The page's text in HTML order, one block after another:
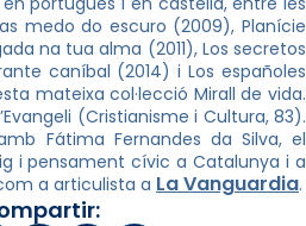
medo do escuro (2009), Planície
na tua alma (2011), Los secretos
caníbal (2014) i Los españoles
mateixa col·lecció Mirall de vida.
(Cristianisme i Cultura, 83).
Fátima Fernandes da Silva, el
i pensament cívic a Catalunya i a
a articulista a La Vanguardia.